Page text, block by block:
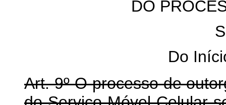
DO
Do
Art. 9º O processo de